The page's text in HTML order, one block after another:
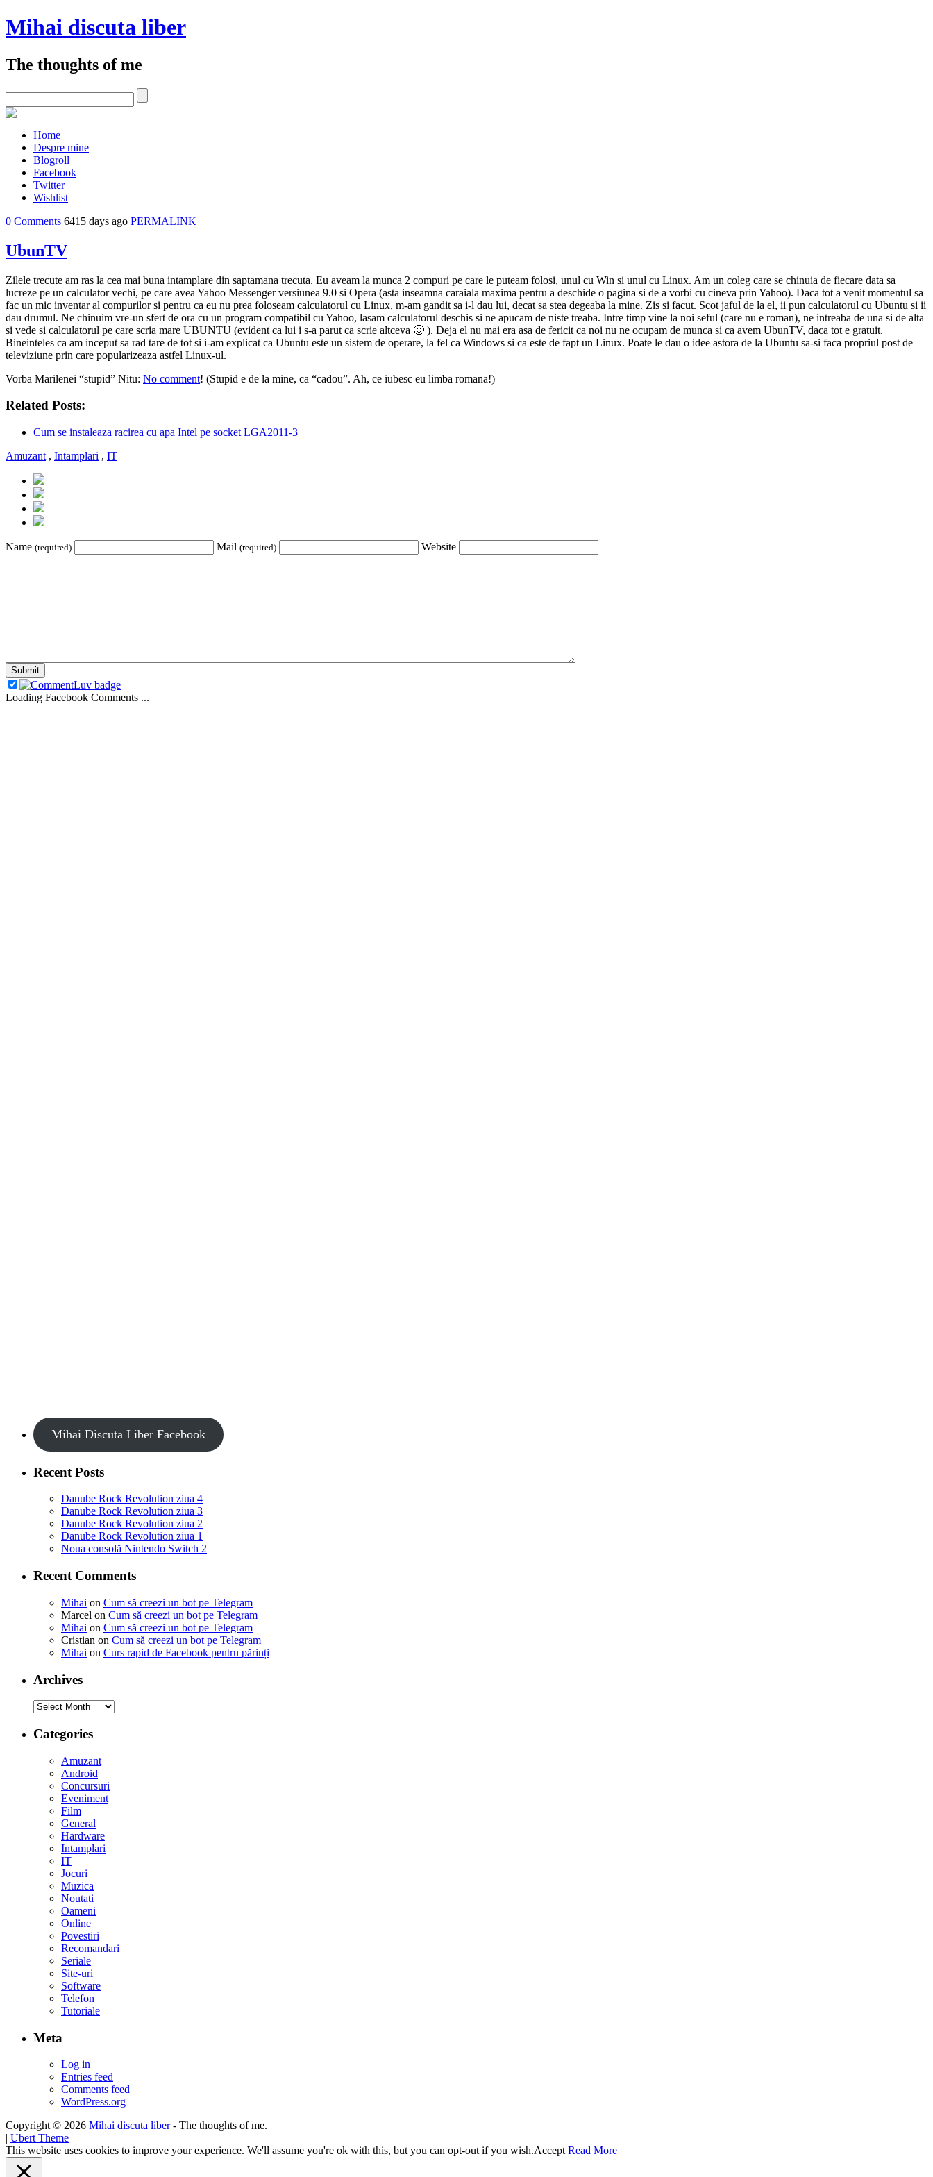
Mihai discuta liber
The thoughts of me
Home
Despre mine
Blogroll
Facebook
Twitter
Wishlist
0 Comments 6415 days ago PERMALINK
UbunTV
Zilele trecute am ras la cea mai buna intamplare din saptamana trecuta. Eu aveam la munca 2 compuri pe care le puteam folosi, unul cu Win si unul cu Linux. Am un coleg care se chinuia de fiecare data sa
lucreze pe un calculator vechi, pe care avea Yahoo Messenger versiunea 9.0 si Opera (asta inseamna caraiala maxima pentru a deschide o pagina si de a vorbi cu cineva prin Yahoo). Daca tot a venit momentul sa
fac un mic inventar al compurilor si pentru ca eu nu prea foloseam calculatorul cu Linux, m-am gandit sa i-l dau lui, decat sa stea degeaba la mine. Zis si facut. Scot jaful de la el, ii pun calculatorul cu Ubuntu si ii
dau drumul. Ne chinuim vre-un sfert de ora cu un program compatibil cu Yahoo, lasam calculatorul deschis si ne apucam de niste treaba. Intre timp vine la noi seful (care nu e roman), ne intreaba de una si de alta
si vede si calculatorul pe care scria mare UBUNTU (evident ca lui i s-a parut ca scrie altceva 🙂 ). Deja el nu mai era asa de fericit ca noi nu ne ocupam de munca si ca avem UbunTV, daca tot e gratuit.
Bineinteles ca am inceput sa rad tare de tot si i-am explicat ca Ubuntu este un sistem de operare, la fel ca Windows si ca este de fapt un Linux. Poate le dau o idee astora de la Ubuntu sa-si faca propriul post de
televiziune prin care popularizeaza astfel Linux-ul.
Vorba Marilenei “stupid” Nitu: No comment! (Stupid e de la mine, ca “cadou”. Ah, ce iubesc eu limba romana!)
Related Posts:
Cum se instaleaza racirea cu apa Intel pe socket LGA2011-3
Amuzant , Intamplari , IT
Name (required) Mail (required) Website
Loading Facebook Comments ...
Mihai Discuta Liber Facebook
Recent Posts
Danube Rock Revolution ziua 4
Danube Rock Revolution ziua 3
Danube Rock Revolution ziua 2
Danube Rock Revolution ziua 1
Noua consolă Nintendo Switch 2
Recent Comments
Mihai on Cum să creezi un bot pe Telegram
Marcel on Cum să creezi un bot pe Telegram
Mihai on Cum să creezi un bot pe Telegram
Cristian on Cum să creezi un bot pe Telegram
Mihai on Curs rapid de Facebook pentru părinți
Archives
Archives
Categories
Amuzant
Android
Concursuri
Eveniment
Film
General
Hardware
Intamplari
IT
Jocuri
Muzica
Noutati
Oameni
Online
Povestiri
Recomandari
Seriale
Site-uri
Software
Telefon
Tutoriale
Meta
Log in
Entries feed
Comments feed
WordPress.org
Copyright © 2026 Mihai discuta liber- The thoughts of me.
| Ubert Theme
This website uses cookies to improve your experience. We'll assume you're ok with this, but you can opt-out if you wish.Accept Read More